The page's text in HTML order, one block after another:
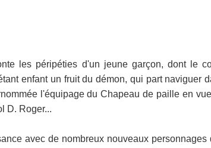
les péripéties d'un jeune garçon, dont le
enfant un fruit du démon, qui part naviguer
l'équipage du Chapeau de paille en
D. Roger...
avec de nombreux nouveaux personnages